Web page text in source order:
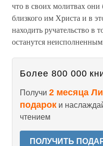
что в своих молитвах они
близкого им Христа и в
находить ручательство в
останутся
Более 800 000
Получи 2 месяца
подарок и
чтением
ПОЛУЧИТЬ